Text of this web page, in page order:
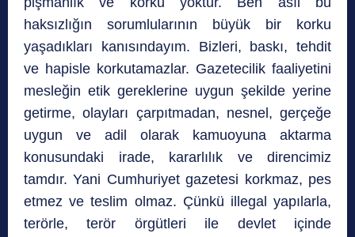
haksızlığın sorumlularının büyük bir korku
yaşadıkları kanısındayım. Bizleri, baskı, tehdit
ve hapisle korkutamazlar. Gazetecilik faaliyetini
mesleğin etik gereklerine uygun şekilde yerine
getirme, olayları çarpıtmadan, nesnel, gerçeğe
uygun ve adil olarak kamuoyuna aktarma
konusundaki irade, kararlılık ve direncimiz
tamdır. Yani Cumhuriyet gazetesi korkmaz, pes
etmez ve teslim olmaz. Çünkü illegal yapılarla,
terörle, terör örgütleri ile devlet içinde